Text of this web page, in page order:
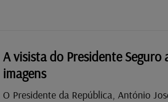
A visista do Presidente Seguro
imagens
O Presidente da República, António